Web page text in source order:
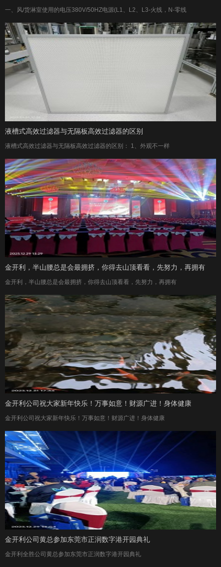
一、风/货淋室使用的电压380V/50HZ电源(L1、L2、L3-火线，N-零线
液槽式高效过滤器与无隔板高效过滤器的区别
液槽式高效过滤器与无隔板高效过滤器的区别： 1、外观不一样
金开利，半山腰总是会最拥挤，你得去山顶看看，先努力，再拥有
金开利，半山腰总是会最拥挤，你得去山顶看看，先努力，再拥有
金开利公司祝大家新年快乐！万事如意！财源广进！身体健康
金开利公司祝大家新年快乐！万事如意！财源广进！身体健康
金开利公司黄总参加东莞市正润数字港开园典礼
金开利全胜公司黄总参加东莞市正润数字港开园典礼